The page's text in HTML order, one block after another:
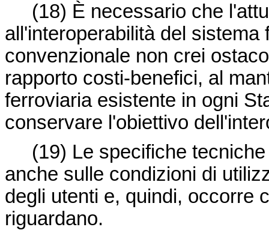
(18) È necessario che
all'interoperabilità del
convenzionale non crei
rapporto costi-benefici, al
ferroviaria esistente in ogni
conservare l'obiettivo
(19) Le specifiche
anche sulle condizioni di
degli utenti e, quindi, occorre
riguardano.